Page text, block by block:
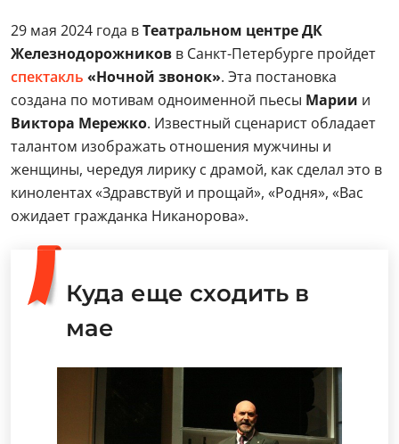
29 мая 2024 года вТеатральном центре ДК
Железнодорожников в Санкт-Петербурге пройдет
спектакль «Ночной звонок». Эта постановка
создана по мотивам одноименной пьесы Марии и
Виктора Мережко. Известный сценарист обладает
талантом изображать отношения мужчины и
женщины, чередуя лирику с драмой, как сделал это в
кинолентах «Здравствуй и прощай», «Родня», «Вас
ожидает гражданка Никанорова».
Куда еще сходить в
мае